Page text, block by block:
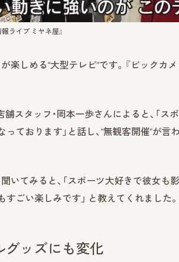
報ライブ ミヤネ屋』
楽しめる“大型テレビ”です。『ビックカ
舗スタッフ・岡本一歩さんによると、「
っております」と話し、“無観客開催”が
いてみると、「スポーツ大好きで彼女も
すごい楽しみです」 と教えてくれました。
ッズにも変化